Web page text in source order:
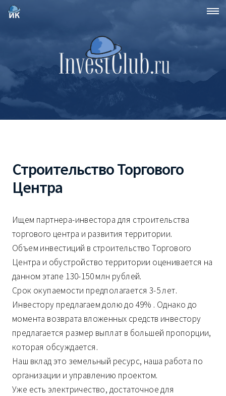
Строительство Торгового
Центра
Ищем партнера-инвестора для строительства
торгового центра и развития территории.
Объем инвестиций в строительство Торгового
Центра и обустройство территории оценивается на
данном этапе 130-150 млн рублей.
Срок окупаемости предполагается 3-5 лет.
Инвестору предлагаем долю до 49% . Однако до
момента возврата вложенных средств инвестору
предлагается размер выплат в большей пропорции,
которая обсуждается.
Наш вклад это земельный ресурс, наша работа по
организации и управлению проектом.
Уже есть электричество, достаточное для